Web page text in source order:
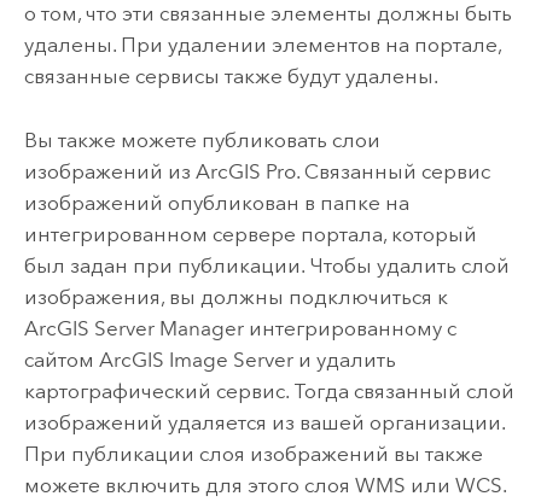
о том, что эти связанные элементы должны быть
удалены. При удалении элементов на портале,
связанные сервисы также будут удалены.
Вы также можете публиковать слои
изображений из ArcGIS Pro. Связанный сервис
изображений опубликован в папке на
интегрированном сервере портала, который
был задан при публикации. Чтобы удалить слой
изображения, вы должны подключиться к
ArcGIS Server Managerинтегрированному с
сайтом ArcGIS Image Serverи удалить
картографический сервис. Тогда связанный слой
изображений удаляется из вашей организации.
При публикации слоя изображений вы также
можете включить для этого слоя WMS или WCS.